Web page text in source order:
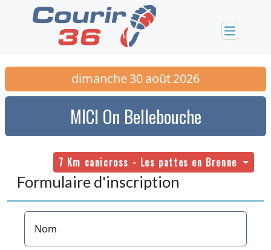
dimanche30août2026
MICI On Bellebouche
7 Km canicross - Les pattes en Brenne
Formulaire d'inscription
Nom